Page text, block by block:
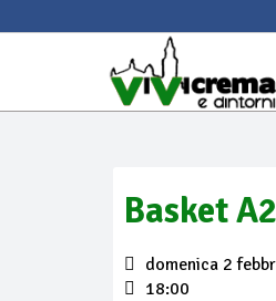
Basket
domenica 2
18:00